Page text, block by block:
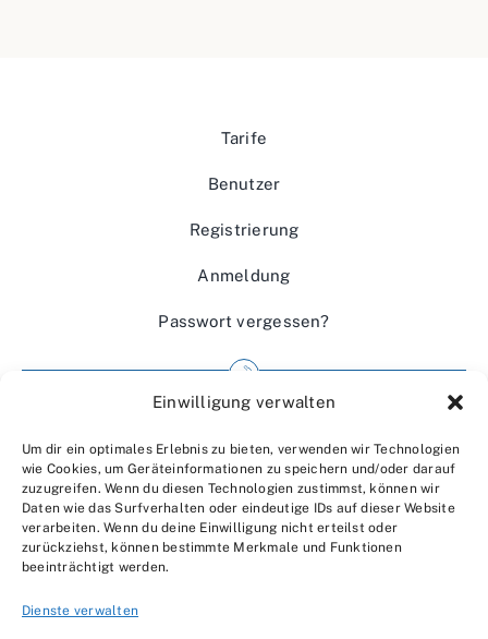
Einwilligung verwalten
Um dir ein optimales Erlebnis zu bieten, verwenden wir Technologien
wie Cookies, um Geräteinformationen zu speichern und/oder darauf
zuzugreifen. Wenn du diesen Technologien zustimmst, können wir
Daten wie das Surfverhalten oder eindeutige IDs auf dieser Website
verarbeiten. Wenn du deine Einwilligung nicht erteilst oder
zurückziehst, können bestimmte Merkmale und Funktionen
beeinträchtigt werden.
Dienste verwalten
Tarife
Benutzer
Registrierung
Anmeldung
Passwort vergessen?
Wir über uns
Kontakt
Datenschutzerklärung